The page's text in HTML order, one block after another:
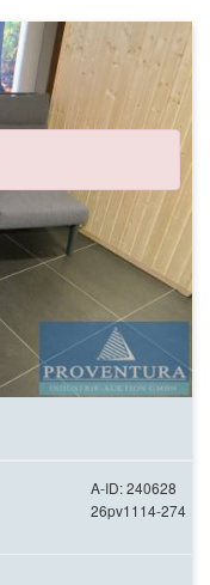
A-ID: 240628
26pv1114-274